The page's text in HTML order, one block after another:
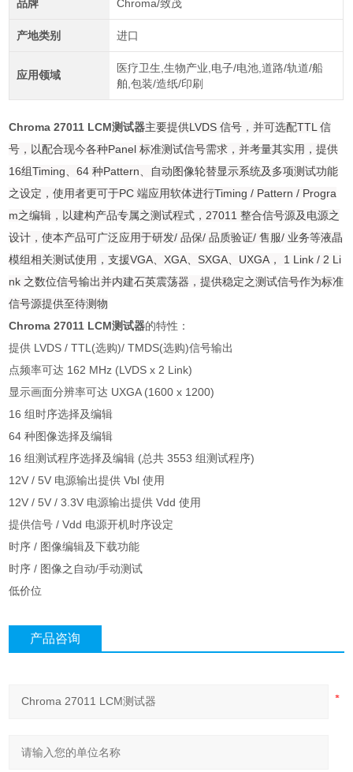
品牌 Chroma/致茂
产地类别 进口
应用领域
医疗卫生,生物产业,电子/电池,道路/轨道/船
舶,包装/造纸/印刷
Chroma 27011 LCM测试器主要提供LVDS 信号，并可选配TTL 信
号，以配合现今各种Panel 标准测试信号需求，并考量其实用，提供
16组Timing、64 种Pattern、自动图像轮替显示系统及多项测试功能
之设定，使用者更可于PC 端应用软体进行Timing / Pattern / Progra
m之编辑，以建构产品专属之测试程式，27011 整合信号源及电源之
设计，使本产品可广泛应用于研发/ 品保/ 品质验证/ 售服/ 业务等液晶
模组相关测试使用，支援VGA、XGA、SXGA、UXGA， 1 Link / 2 Li
nk 之数位信号输出并内建石英震荡器，提供稳定之测试信号作为标准
信号源提供至待测物
Chroma 27011 LCM测试器的特性：
提供 LVDS / TTL(选购)/ TMDS(选购)信号输出
点频率可达 162 MHz (LVDS x 2 Link)
显示画面分辨率可达 UXGA (1600 x 1200)
16 组时序选择及编辑
64 种图像选择及编辑
16 组测试程序选择及编辑 (总共 3553 组测试程序)
12V / 5V 电源输出提供 Vbl 使用
12V / 5V / 3.3V 电源输出提供 Vdd 使用
提供信号 / Vdd 电源开机时序设定
时序 / 图像编辑及下载功能
时序 / 图像之自动/手动测试
低价位
产品咨询